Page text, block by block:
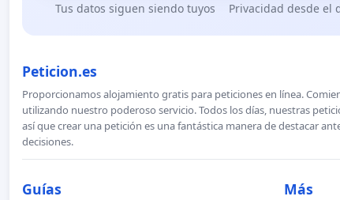
Tus datos siguen siendo tuyos Privacidad desde el
Peticion.es
Proporcionamos alojamiento gratis para peticiones en línea.
utilizando nuestro poderoso servicio. Todos los días, nuestras
así que crear una petición es una fantástica manera de destacar
decisiones.
Guías Más